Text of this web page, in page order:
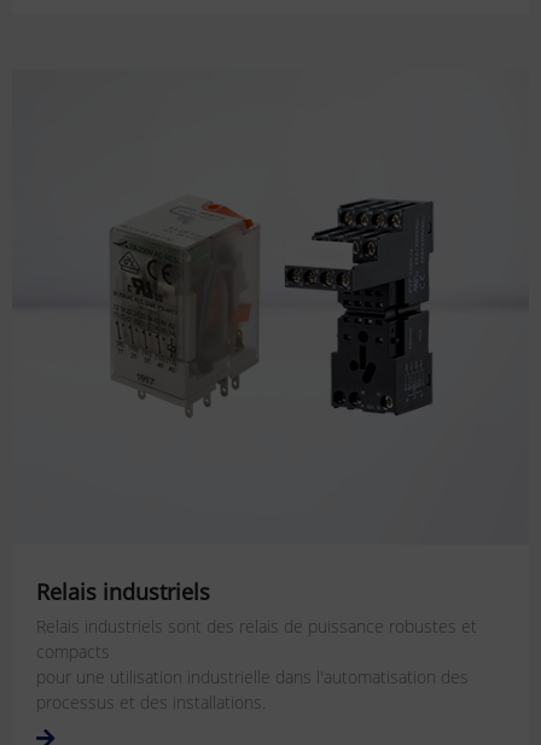
Relais industriels
Relais industriels sont des relais de puissance robustes et
compacts
pour une utilisation industrielle dans l'automatisation des
processus et des installations.